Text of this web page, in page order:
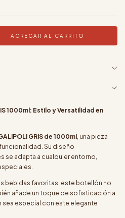
1000ml: Estilo y Versatilidad en
GRIS de 1000ml , una pieza
Su diseño
se adapta a cualquier entorno,
bebidas favoritas, este botellón no
añade un toque de sofisticación a
sea especial con este elegante